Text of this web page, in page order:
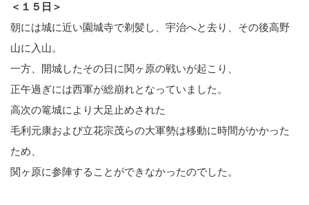
＜１５日＞
朝には城に近い園城寺で剃髪し、宇治へと去り、その後高野
山に入山。
一方、開城したその日に関ヶ原の戦いが起こり、
正午過ぎには西軍が総崩れとなっていました。
高次の篭城により大足止めされた
毛利元康および立花宗茂らの大軍勢は移動に時間がかかった
ため、
関ヶ原に参陣することができなかったのでした。